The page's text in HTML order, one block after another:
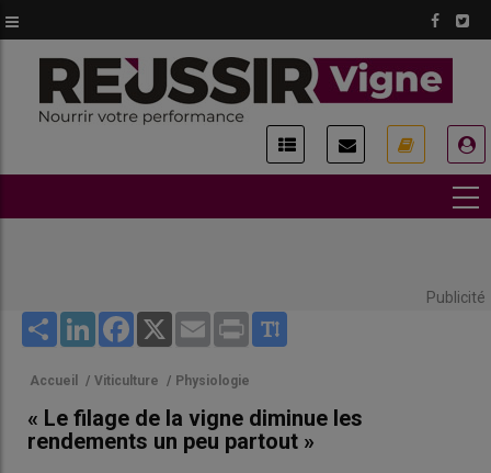
au
contenu
principal
Publicité
Share LinkedInFacebook
X Email Print
Accueil / Viticulture / Physiologie
« Le filage de la vigne diminue les
rendements un peu partout »